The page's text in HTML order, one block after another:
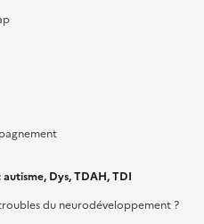
Dys, TDAH, TDI
du neurodéveloppement ?